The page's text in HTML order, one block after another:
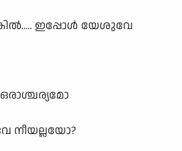
ഇപ്പോൾ യേശുവേ
നീയല്ലയോ?